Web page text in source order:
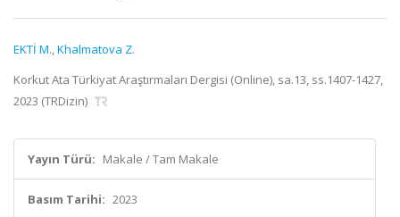
EKTİ M.,Khalmatova Z.
Korkut Ata Türkiyat Araştırmaları Dergisi (Online), sa.13, ss.1407-1427,
2023 (TRDizin)
Yayın Türü: Makale / Tam Makale
Basım Tarihi: 2023